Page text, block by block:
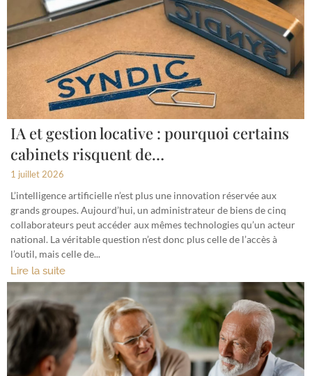
IA et gestion locative : pourquoi certains
cabinets risquent de…
1 juillet 2026
L’intelligence artificielle n’est plus une innovation réservée aux
grands groupes. Aujourd’hui, un administrateur de biens de cinq
collaborateurs peut accéder aux mêmes technologies qu’un acteur
national. La véritable question n’est donc plus celle de l’accès à
l’outil, mais celle de...
Lire la suite